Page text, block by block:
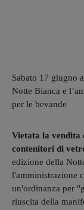
Sabato 17 giugno
Notte Bianca e
per le bevande
Vietata la vendita
contenitori di
edizione della
l'amministrazione
un'ordinanza per
riuscita della